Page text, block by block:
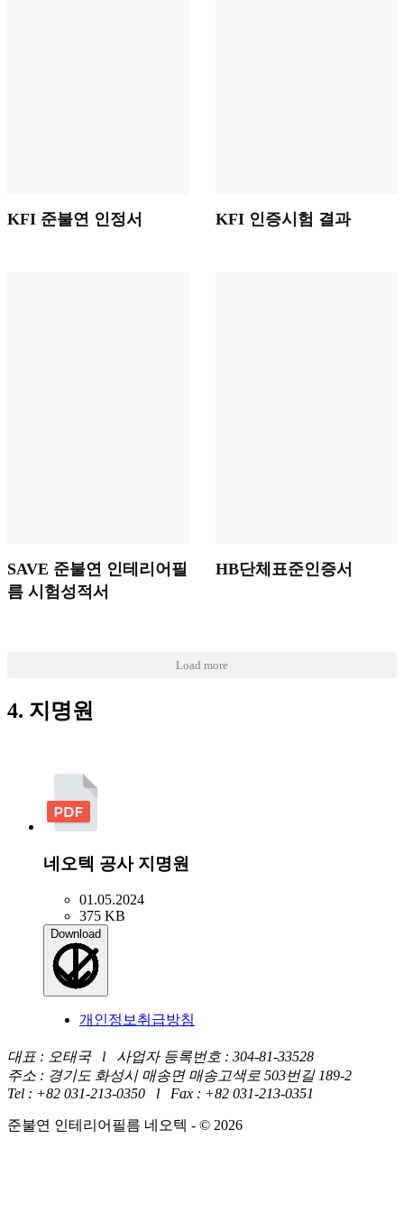
KFI 준불연 인정서 KFI 인증시험 결과
SAVE 준불연 인테리어필
름 시험성적서
HB단체표준인증서
Load more
4. 지명원
네오텍 공사 지명원
01.05.2024
375 KB
Download
개인정보취급방침
대표 : 오태국 l 사업자 등록번호 : 304-81-33528
주소 : 경기도 화성시 매송면 매송고색로 503번길 189-2
Tel : +82 031-213-0350 l Fax : +82 031-213-0351
준불연 인테리어필름 네오텍 - © 2026